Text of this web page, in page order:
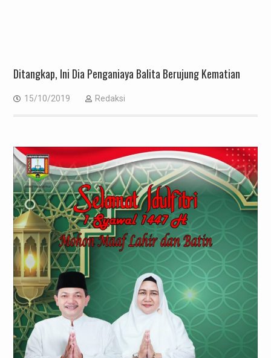
Ditangkap, Ini Dia Penganiaya Balita Berujung Kematian
15/10/2019 Redaksi